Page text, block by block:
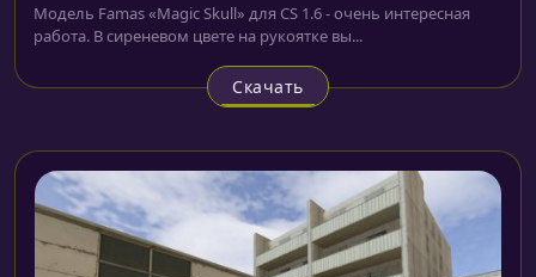
Модель Famas «Magic Skull» для CS 1.6 - очень интересная
работа. В сиреневом цвете на рукоятке вы...
Скачать